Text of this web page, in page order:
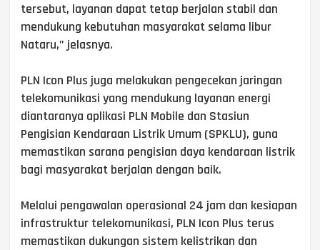
tersebut, layanan dapat tetap berjalan stabil dan
mendukung kebutuhan masyarakat selama libur
Nataru,” jelasnya.
PLN Icon Plus juga melakukan pengecekan jaringan
telekomunikasi yang mendukung layanan energi
diantaranya aplikasi PLN Mobile dan Stasiun
Pengisian Kendaraan Listrik Umum (SPKLU), guna
memastikan sarana pengisian daya kendaraan listrik
bagi masyarakat berjalan dengan baik.
Melalui pengawalan operasional 24 jam dan kesiapan
infrastruktur telekomunikasi, PLN Icon Plus terus
memastikan dukungan sistem kelistrikan dan